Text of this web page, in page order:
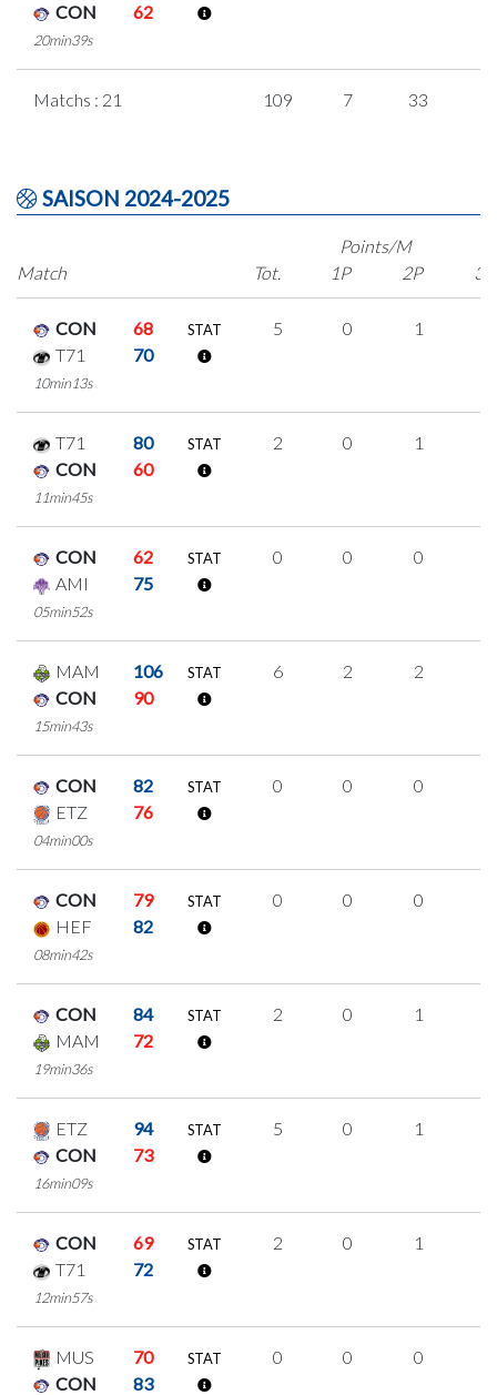
CON
62
20min39s
Matchs : 21 109 7 33
SAISON 2024-2025
Match
Points/M
Tot.
1P 2P 3P
CON
68
T71
70
10min13s
STAT 5 0 1
T71
80
CON
60
11min45s
STAT 2 0 1
CON
62
AMI
75
05min52s
STAT 0 0 0
MAM
106
CON
90
15min43s
STAT 6 2 2
CON
82
ETZ
76
04min00s
STAT 0 0 0
CON
79
HEF
82
08min42s
STAT 0 0 0
CON
84
MAM
72
19min36s
STAT 2 0 1
ETZ
94
CON
73
16min09s
STAT 5 0 1
CON
69
T71
72
12min57s
STAT 2 0 1
MUS
70
CON
83
STAT 0 0 0